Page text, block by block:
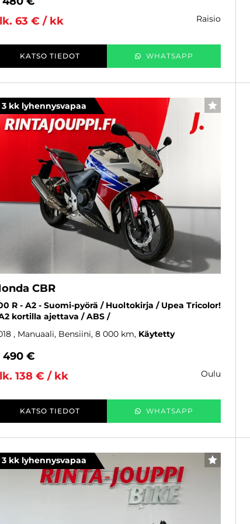
63 € / kk
raisio
KATSO TIEDOT WHATSAPP
3 kk lyhennysvapaa SUOSIKKI
CBR
R - A2 - Suomi-pyörä / Huoltokirja / Upea Tricolor!
kortilla ajettava / ABS /
, Manuaali, Bensiini, 8 000 km Käytetty
490 €
138 € / kk
oulu
KATSO TIEDOT WHATSAPP
3 kk lyhennysvapaa SUOSIKKI